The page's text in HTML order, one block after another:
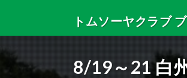
トムソーヤクラブ
トムソーヤクラブからニュー
8/19～21 白